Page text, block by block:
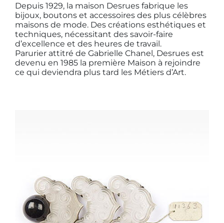
Depuis 1929, la maison Desrues fabrique les
bijoux, boutons et accessoires des plus célèbres
maisons de mode. Des créations esthétiques et
techniques, nécessitant des savoir-faire
d’excellence et des heures de travail.
Parurier attitré de Gabrielle Chanel, Desrues est
devenu en 1985 la première Maison à rejoindre
ce qui deviendra plus tard les Métiers d’Art.